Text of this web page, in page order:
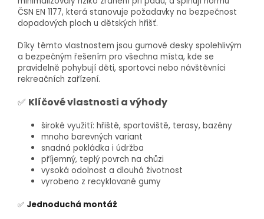
ČSN EN 1177, která stanovuje požadavky na bezpečnost
dopadových ploch u dětských hřišť.
Díky těmto vlastnostem jsou gumové desky spolehlivým
a bezpečným řešením pro všechna místa, kde se
pravidelně pohybují děti, sportovci nebo návštěvníci
rekreačních zařízení.
✅ Klíčové vlastnosti a výhody
široké využití: hřiště, sportoviště, terasy, bazény
mnoho barevných variant
snadná pokládka i údržba
příjemný, teplý povrch na chůzi
vysoká odolnost a dlouhá životnost
vyrobeno z recyklované gumy
✅ Jednoduchá montáž